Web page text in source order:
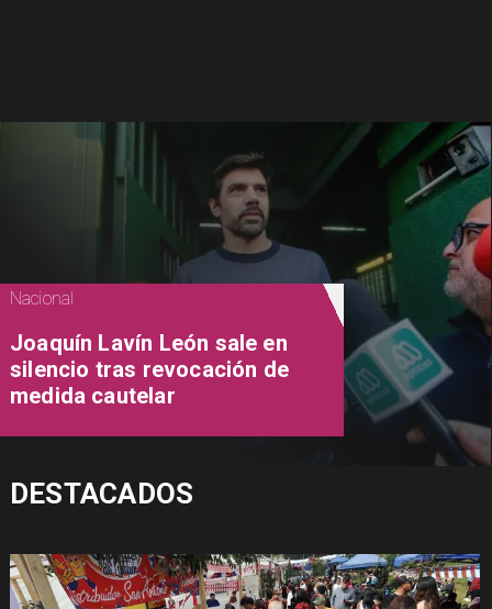
Nacional
Joaquín Lavín León sale en
silencio tras revocación de
medida cautelar
DESTACADOS